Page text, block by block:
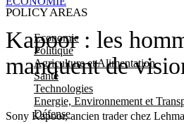
POLICY AREAS
Economie
Politique
Agriculture et Alimentation
Santé
Technologies
Energie, Environnement et
Défense
Kapoor : les
manquent de
Sony Kapoor, ancien trader chez